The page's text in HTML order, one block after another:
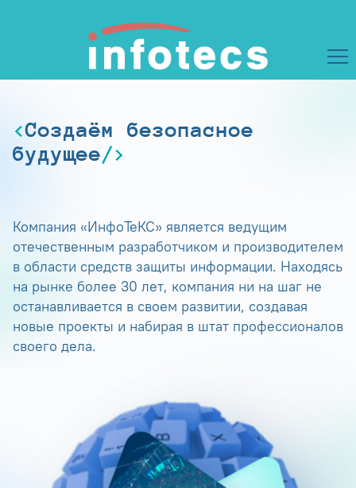
Создаём безопасное
будущее
Компания «ИнфоТеКС» является ведущим
отечественным разработчиком и производителем
в области средств защиты информации. Находясь
на рынке более 30 лет, компания ни на шаг не
останавливается в своем развитии, создавая
новые проекты и набирая в штат профессионалов
своего дела.